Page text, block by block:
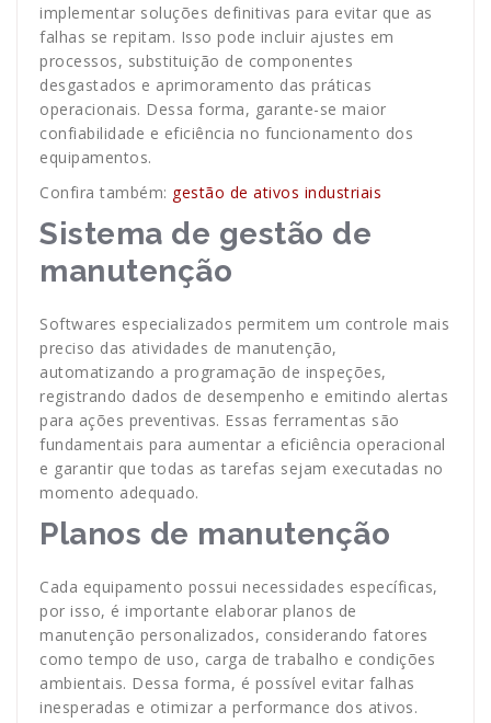
implementar soluções definitivas para evitar que as
falhas se repitam. Isso pode incluir ajustes em
processos, substituição de componentes
desgastados e aprimoramento das práticas
operacionais. Dessa forma, garante-se maior
confiabilidade e eficiência no funcionamento dos
equipamentos.
Confira também: gestão de ativos industriais
Sistema de gestão de
manutenção
Softwares especializados permitem um controle mais
preciso das atividades de manutenção,
automatizando a programação de inspeções,
registrando dados de desempenho e emitindo alertas
para ações preventivas. Essas ferramentas são
fundamentais para aumentar a eficiência operacional
e garantir que todas as tarefas sejam executadas no
momento adequado.
Planos de manutenção
Cada equipamento possui necessidades específicas,
por isso, é importante elaborar planos de
manutenção personalizados, considerando fatores
como tempo de uso, carga de trabalho e condições
ambientais. Dessa forma, é possível evitar falhas
inesperadas e otimizar a performance dos ativos.